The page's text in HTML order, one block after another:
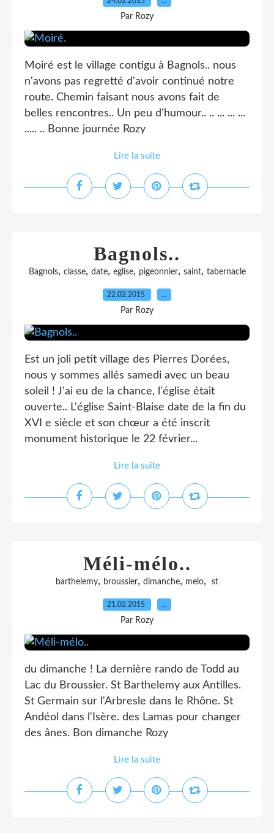
Par Rozy
Moiré est le village contigu à Bagnols.. nous
n'avons pas regretté d'avoir continué notre
route. Chemin faisant nous avons fait de
belles rencontres.. Un peu d'humour.. .. ... ... ...
..... .. Bonne journée Rozy
Lire la suite
Bagnols..
Bagnols, classe, date, eglise, pigeonnier, saint, tabernacle
22.02.2015 …
Par Rozy
Est un joli petit village des Pierres Dorées,
nous y sommes allés samedi avec un beau
soleil ! J'ai eu de la chance, l'église était
ouverte.. L'église Saint-Blaise date de la fin du
XVI e siècle et son chœur a été inscrit
monument historique le 22 février...
Lire la suite
Méli-mélo..
barthelemy, broussier, dimanche, melo, st
21.02.2015 …
Par Rozy
du dimanche ! La dernière rando de Todd au
Lac du Broussier. St Barthelemy aux Antilles.
St Germain sur l'Arbresle dans le Rhône. St
Andéol dans l'Isère. des Lamas pour changer
des ânes. Bon dimanche Rozy
Lire la suite